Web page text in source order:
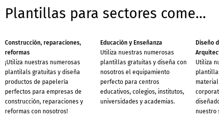
Plantillas para sectores comerciales
Construcción, reparaciones,
reformas
¡Utiliza nuestras numerosas
plantilals gratuitas y diseña
productos de papelería
perfectos para empresas de
construcción, reparaciones y
reformas con nosotros!
Educación y Enseñanza
Utiliza nuestras numerosas
plantillas gratuitas y diseña con
nosotros el equipamiento
perfecto para centros
educativos, colegios, institutos,
universidades y academias.
Diseño
Utiliza
nuestro